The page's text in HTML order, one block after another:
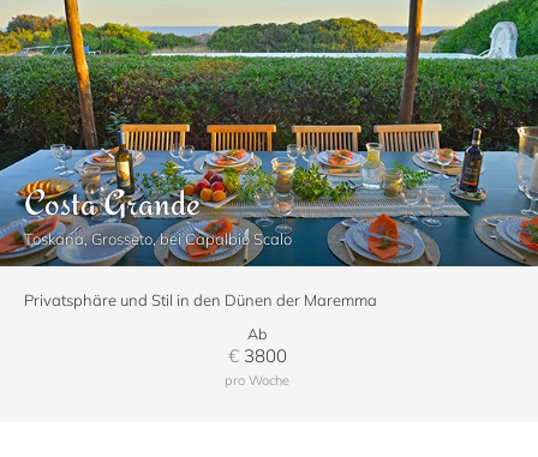
Costa Grande
Toskana, Grosseto, bei Capalbio Scalo
Privatsphäre und Stil in den Dünen der Maremma
Ab
€3800
pro Woche